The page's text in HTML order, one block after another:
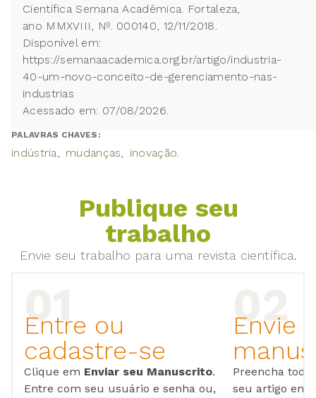
Científica Semana Acadêmica. Fortaleza,
ano MMXVIII, Nº. 000140, 12/11/2018.
Disponível em:
https://semanaacademica.org.br/artigo/industria-
40-um-novo-conceito-de-gerenciamento-nas-
industrias
Acessado em: 07/08/2026.
PALAVRAS CHAVES:
indústria mudanças inovação.
Publique seu
trabalho
Envie seu trabalho para uma revista científica.
Entre ou
cadastre-se
Clique em Enviar seu Manuscrito.
Entre com seu usuário e senha ou,
Envie
Preencha
seu artigo em